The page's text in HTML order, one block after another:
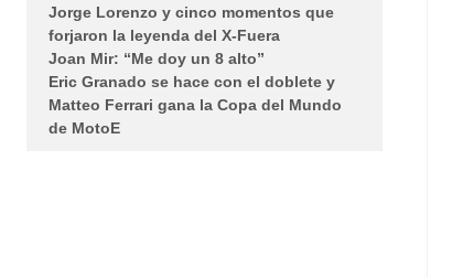
Jorge Lorenzo y cinco momentos que
forjaron la leyenda del X-Fuera
Joan Mir: “Me doy un 8 alto”
Eric Granado se hace con el doblete y
Matteo Ferrari gana la Copa del Mundo
de MotoE